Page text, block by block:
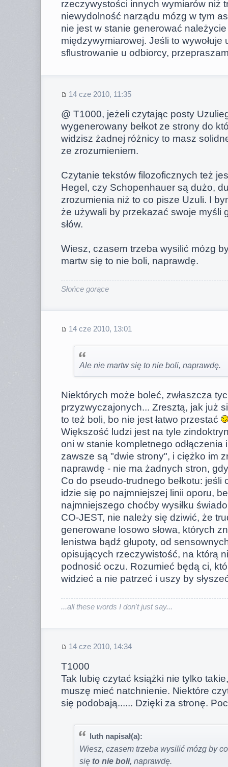
rzeczywystości innych wymiarów niż
niewydolność narządu mózg w tym
nie jest w stanie generować
międzywymiarowej. Jeśli to
sflustrowanie u odbiorcy,
14 cze 2010, 11:35
@ T1000, jeżeli czytając posty
wygenerowany bełkot ze strony do
widzisz żadnej różnicy to masz
ze zrozumieniem.
Czytanie tekstów filozoficznych też
Hegel, czy Schopenhauer są dużo,
zrozumienia niż to co pisze Uzuli. I
że używali by przekazać swoje myśli
słów.
Wiesz, czasem trzeba wysilić mózg
martw się to nie boli, naprawdę.
Słońce gorące
14 cze 2010, 13:01
Ale nie martw się to nie boli, naprawdę.
Niektórych może boleć, zwłaszcza
przyzwyczajonych... Zresztą, jak już
to też boli, bo nie jest łatwo przestać
Większość ludzi jest na tyle
oni w stanie kompletnego odłączenia
zawsze są "dwie strony", i ciężko im
naprawdę - nie ma żadnych stron,
Co do pseudo-trudnego bełkotu: jeśli
idzie się po najmniejszej linii oporu,
najmniejszego choćby wysiłku
CO-JEST, nie należy się dziwić, że
generowane losowo słowa, których
lenistwa bądź głupoty, od
opisujących rzeczywistość, na którą
podnosić oczu. Rozumieć będą ci,
widzieć a nie patrzeć i uszy by
...all these words I don't just say...
14 cze 2010, 14:34
T1000
Tak lubię czytać książki nie tylko
muszę mieć natchnienie. Niektóre
się podobają...... Dzięki za stronę.
luth napisał(a):
Wiesz, czasem trzeba wysilić mózg by
się to nie boli, naprawdę.